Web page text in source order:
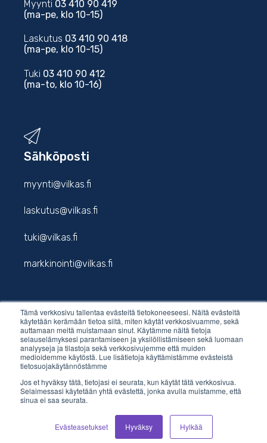
Tämä verkkosivu tallentaa evästeitä tietokoneeseesi. Näitä evästeitä
käytetään kerämään tietoa siitä, miten käytät verkkosivuamme, sekä
auttamaan meitä muistamaan sinut. Käytämme näitä tietoja
selauselämyksesi parantamiseen ja yksilöllistämiseen sekä luomaan
analyyseja ja tilastoja sekä verkkosivujemme että muiden
medioidemme käytöstä. Lue lisätietoja käyttämistämme evästeistä
tietosuojakäytännöstämme
Jos et hyväksy tätä, tietojasi ei seurata, kun käytät tätä verkkosivua.
Selaimessasi käytetään yhtä evästettä, jonka avulla muistamme, että
sinua ei saa seurata.
Evästeasetukset Hyväksy Hylkää
Myynti 03 410 90 419
(ma-pe, klo 10-15)
Laskutus 03 410 90 418
(ma-pe, klo 10-15)
Tuki 03 410 90 412
(ma-to, klo 10-16)
Sähköposti
myynti@vilkas.fi
laskutus@vilkas.fi
tuki@vilkas.fi
markkinointi@vilkas.fi
etunimi.sukunimi@vilkas.fi